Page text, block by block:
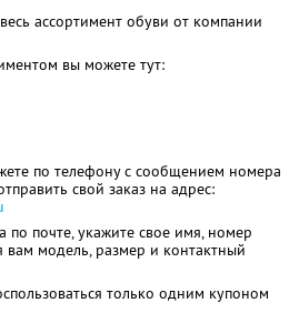
ассортимент обуви от компании
вы можете тут:
по телефону с сообщением номера
свой заказ на адрес:
по почте, укажите свое имя, номер
вам модель, размер и контактный
только одним купоном